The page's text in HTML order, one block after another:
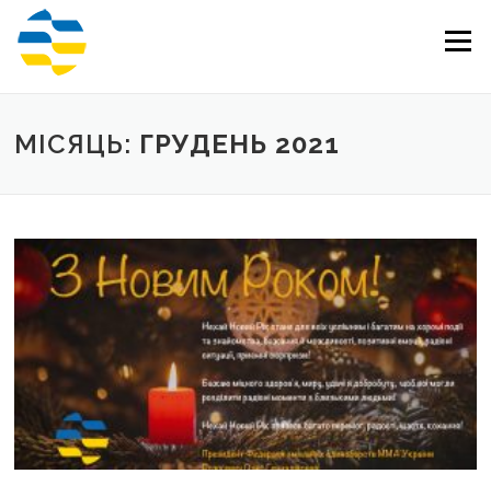
Перейти
вмісту
Меню
МІСЯЦЬ: ГРУДЕНЬ 2021